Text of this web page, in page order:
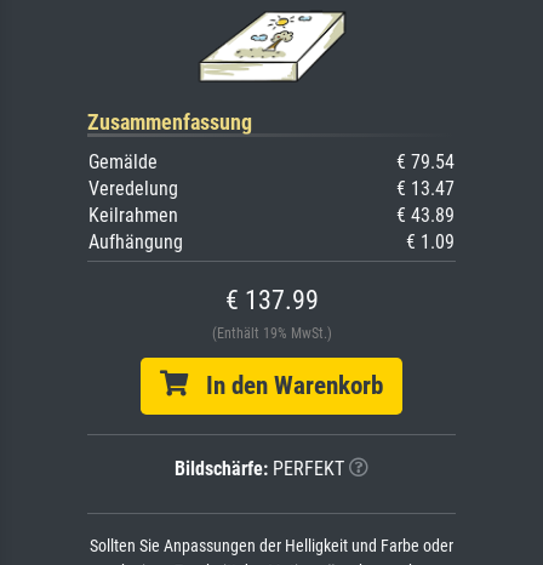
Zusammenfassung
Gemälde
€ 79.54
Veredelung
€ 13.47
Keilrahmen
€ 43.89
Aufhängung
€ 1.09
€ 137.99
(Enthält 19% MwSt.)
In den Warenkorb
Bildschärfe: PERFEKT
Sollten Sie Anpassungen der Helligkeit und Farbe oder